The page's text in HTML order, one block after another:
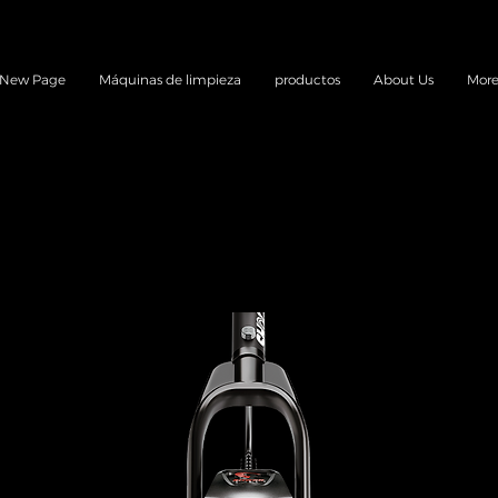
New Page Máquinas de limpieza productos About Us More